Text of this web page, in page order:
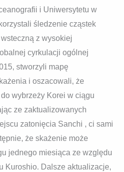
i Uniwersytetu w
śledzenie cząstek
z wysokiej
cyrkulacji ogólnej
stworzyli mapę
i oszacowali, że
wybrzeży Korei w ciągu
ze zaktualizowanych
zatonięcia Sanchi , ci sami
że skażenie może
jednego miesiąca ze względu
Kuroshio. Dalsze aktualizacje,